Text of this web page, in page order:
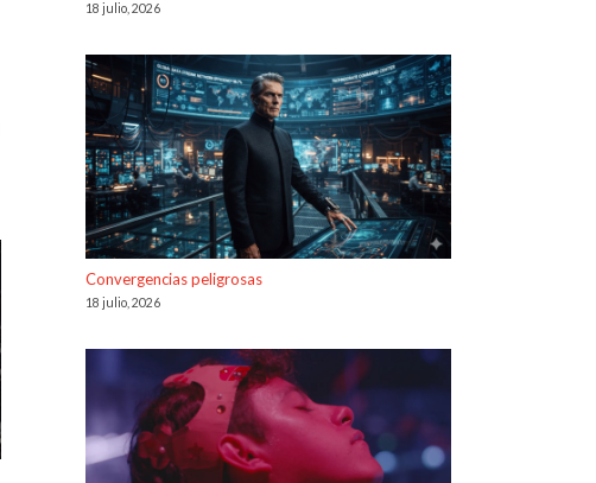
18 julio, 2026
Convergencias peligrosas
18 julio, 2026